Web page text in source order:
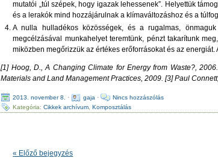
mutatói „túl szépek, hogy igazak lehessenek”. Helyettük
és a lerakók mind hozzájárulnak a klímaváltozáshoz és a
A nulla hulladékos közösségek, és a rugalmas,
megcélzásával munkahelyet teremtünk, pénzt takarítunk
miközben megőrizzük az értékes erőforrásokat és az
[1] Hoog, D., A Changing Climate for Energy from Waste?,
Materials and Land Management Practices, 2009. [3] Paul
2013. november 8. · gaja ·
Nincs hozzászólás
Kategória:Cikkek archívum ,Komposztálás
« Előző bejegyzés